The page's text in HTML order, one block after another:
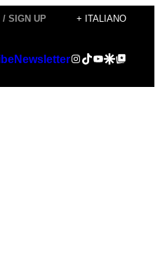
/ SIGN UP + ITALIANO
NewsletterInstagram
TikTok
YouTube
Google Discover
Google Top Posts